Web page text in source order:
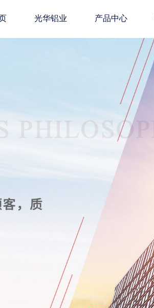
光华铝业 产品中心